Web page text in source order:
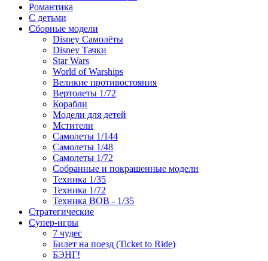
Романтика
С детьми
Сборные модели
Disney Самолёты
Disney Тачки
Star Wars
World of Warships
Великие противостояния
Вертолеты 1/72
Корабли
Модели для детей
Мстители
Самолеты 1/144
Самолеты 1/48
Самолеты 1/72
Собранные и покрашенные модели
Техника 1/35
Техника 1/72
Техника ВОВ - 1/35
Стратегические
Супер-игры
7 чудес
Билет на поезд (Ticket to Ride)
БЭНГ!